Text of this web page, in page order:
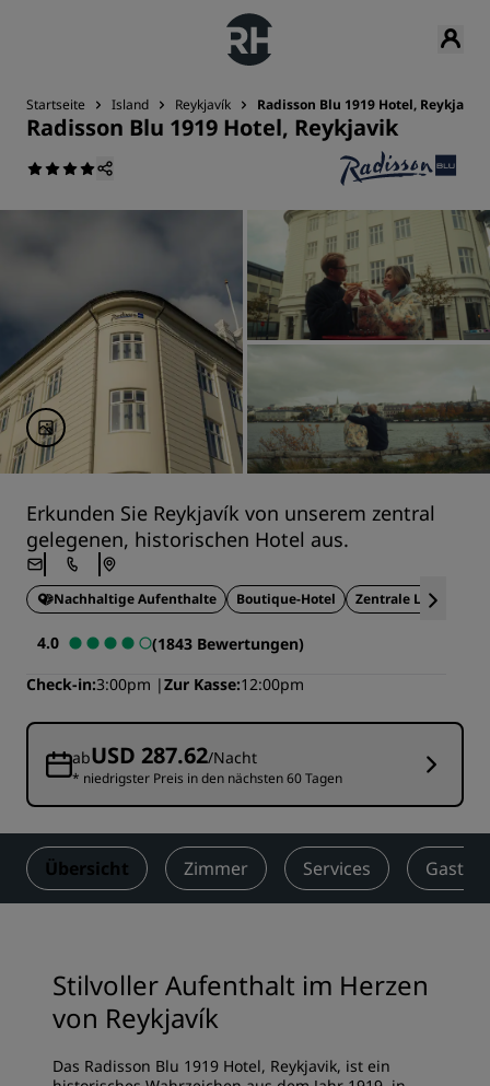
Startseite Island Reykjavík Radisson Blu 1919 Hotel, Reykjavik
Radisson Blu 1919 Hotel, Reykjavik
Erkunden Sie Reykjavík von unserem zentral
gelegenen, historischen Hotel aus.
Nachhaltige Aufenthalte Boutique-Hotel Zentrale Lage
4.0
(1843 Bewertungen)
Check-in 3:00pm Zur Kasse 12:00pm
abUSD 287.62/Nacht
* niedrigster Preis in den nächsten 60 Tagen
Übersicht Zimmer Services
Stilvoller Aufenthalt im Herzen
von Reykjavík
Das Radisson Blu 1919 Hotel, Reykjavik, ist ein